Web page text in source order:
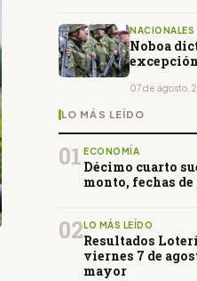
NACIONALES
Noboa
07 de agosto,
LO MÁS LEÍDO
01 ECONOMÍA
Décimo cuarto
monto, fechas
02 LO MÁS LEÍDO
Resultados
viernes 7 de
mayor